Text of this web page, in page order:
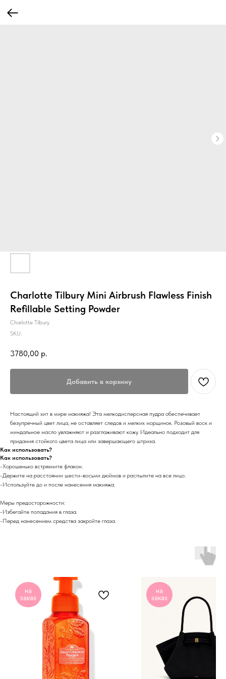
Charlotte Tilbury Mini Airbrush Flawless Finish
Refillable Setting Powder
Charlotte Tilbury
SKU:
3780,00 р.
Добавить в корзину
Настоящий хит в мире макияжа! Эта мелкодисперсная пудра обеспечивает
безупречный цвет лица, не оставляет следов и мелких морщинок. Розовый воск и
миндальное масло увлажняют и разглаживают кожу. Идеально подходит для
придания стойкого цвета лица или завершающего штриха.
Как использовать?
Как использовать?
-Хорошенько встряхните флакон.
-Держите на расстоянии шести-восьми дюймов и распылите на все лицо.
-Используйте до и после нанесения макияжа.
Меры предосторожности:
-Избегайте попадания в глаза.
-Перед нанесением средства закройте глаза.
на
заказ
на
заказ